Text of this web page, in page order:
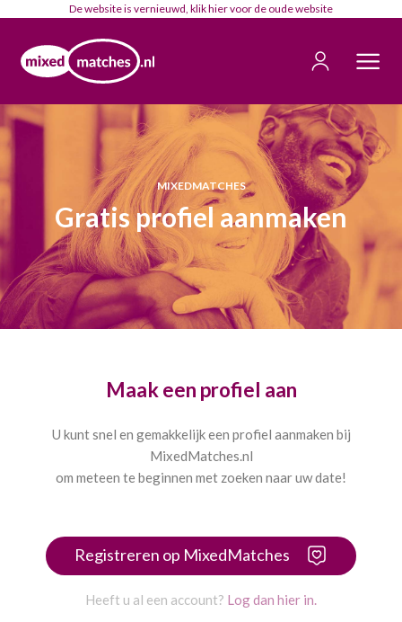
De website is vernieuwd, klikhiervoor de oude website
MIXEDMATCHES
Gratis profiel aanmaken
Maak een profiel aan
U kunt snel en gemakkelijk een profiel aanmaken bij
MixedMatches.nl
om meteen te beginnen met zoeken naar uw date!
Registreren op MixedMatches
Heeft u al een account? Log dan hier in.